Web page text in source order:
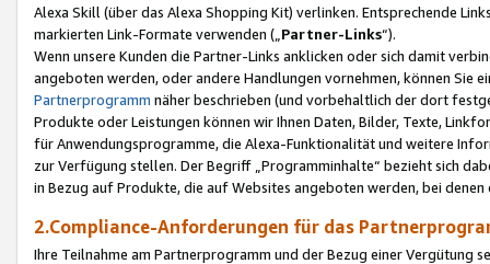
Alexa Skill (über das Alexa Shopping Kit) verlinken. Entsprechende
markierten Link-Formate verwenden („ Partner-Links“).
Wenn unsere Kunden die Partner-Links anklicken oder sich damit
angeboten werden, oder andere Handlungen vornehmen, können Sie
Partnerprogramm näher beschrieben (und vorbehaltlich der dort
Produkte oder Leistungen können wir Ihnen Daten, Bilder, Texte,
für Anwendungsprogramme, die Alexa-Funktionalität und weitere
zur Verfügung stellen. Der Begriff „Programminhalte“ bezieht sich
in Bezug auf Produkte, die auf Websites angeboten werden, bei
2.Compliance-Anforderungen für das
Ihre Teilnahme am Partnerprogramm und der Bezug einer Vergütung